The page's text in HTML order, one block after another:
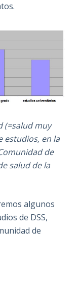
(=salud muy
estudios, en la
de
salud de la
algunos
de DSS,
de